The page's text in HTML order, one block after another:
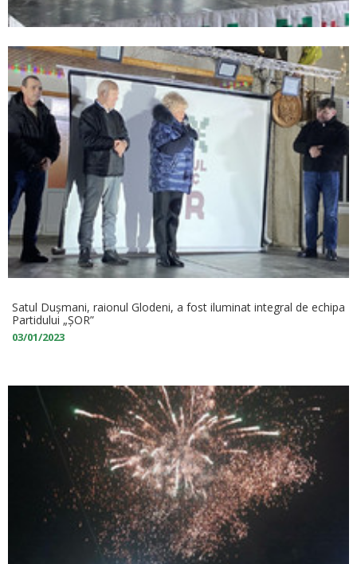
Satul Dușmani, raionul Glodeni, a fost iluminat integral de echipa
Partidului „ȘOR”
03/01/2023